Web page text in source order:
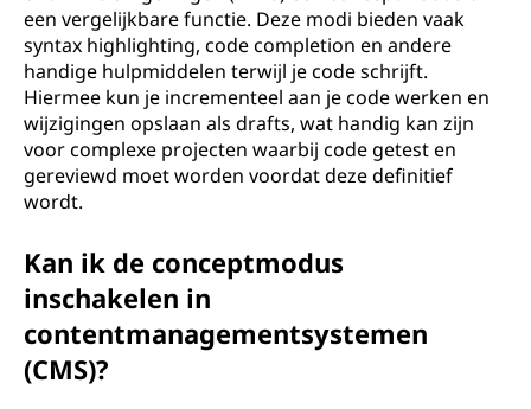
een vergelijkbare functie. Deze modi bieden vaak
syntax highlighting, code completion en andere
handige hulpmiddelen terwijl je code schrijft.
Hiermee kun je incrementeel aan je code werken en
wijzigingen opslaan als drafts, wat handig kan zijn
voor complexe projecten waarbij code getest en
gereviewd moet worden voordat deze definitief
wordt.
Kan ik de conceptmodus
inschakelen in
contentmanagementsystemen
(CMS)?